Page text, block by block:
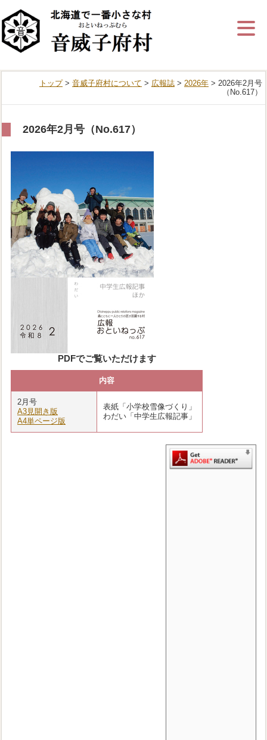
ビ
ゲ
ー
シ
ン
ば
トップ> 音威子府村について > 広報誌 > 2026年 > 2026年2月号
（No.617）
2026年2月号（No.617）
PDFでご覧いただけます
内容
2月号
A3見開き版
A4単ページ版
表紙「小学校雪像づくり」
わだい「中学生広報記事」